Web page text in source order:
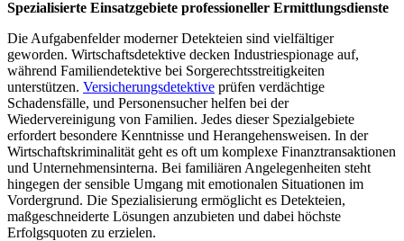
Spezialisierte Einsatzgebiete professioneller Ermittlungsdienste
Die Aufgabenfelder moderner Detekteien sind vielfältiger
geworden. Wirtschaftsdetektive decken Industriespionage auf,
während Familiendetektive bei Sorgerechtsstreitigkeiten
unterstützen. Versicherungsdetektive prüfen verdächtige
Schadensfälle, und Personensucher helfen bei der
Wiedervereinigung von Familien. Jedes dieser Spezialgebiete
erfordert besondere Kenntnisse und Herangehensweisen. In der
Wirtschaftskriminalität geht es oft um komplexe Finanztransaktionen
und Unternehmensinterna. Bei familiären Angelegenheiten steht
hingegen der sensible Umgang mit emotionalen Situationen im
Vordergrund. Die Spezialisierung ermöglicht es Detekteien,
maßgeschneiderte Lösungen anzubieten und dabei höchste
Erfolgsquoten zu erzielen.